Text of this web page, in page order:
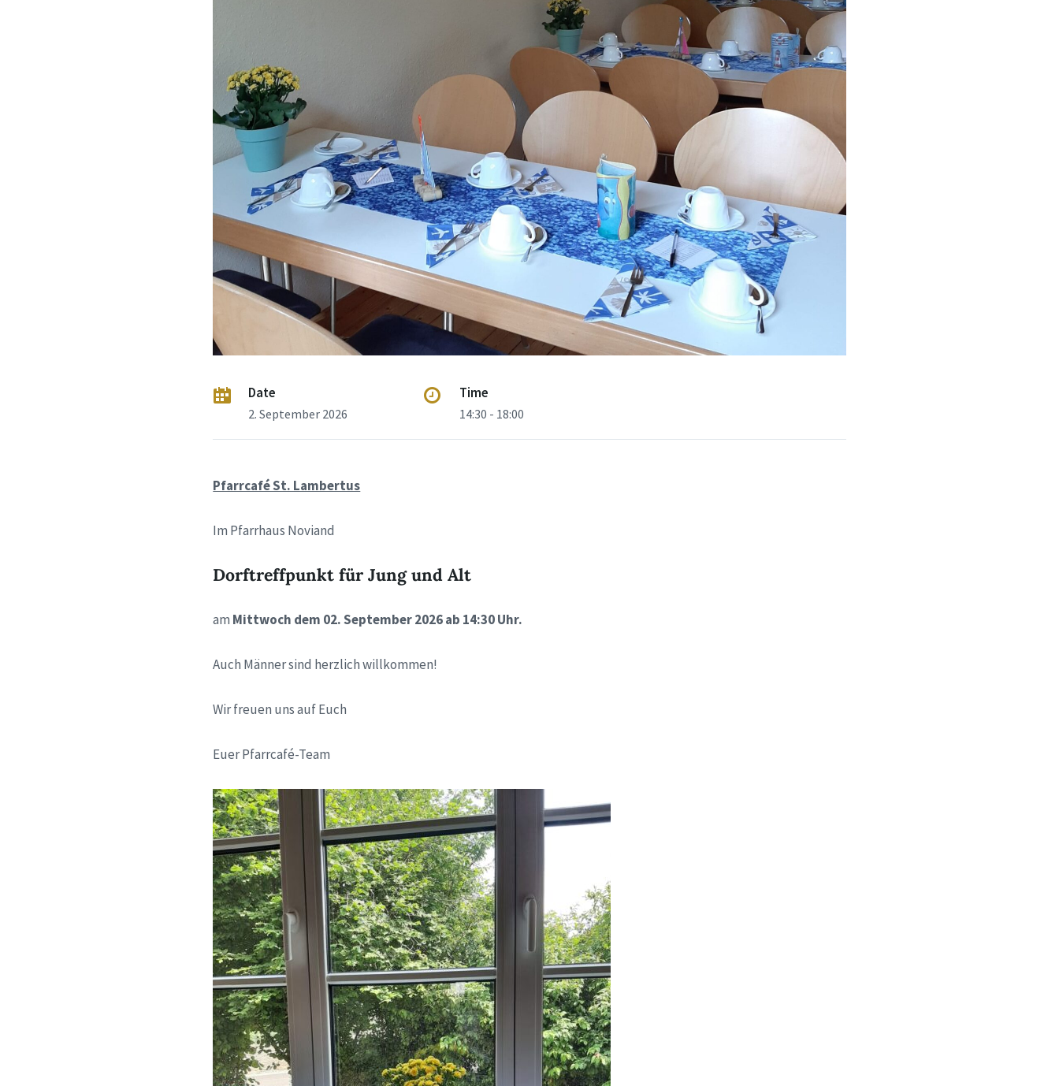
Date
2. September 2026
Time
14:30 - 18:00
Pfarrcafé St. Lambertus
Im Pfarrhaus Noviand
Dorftreffpunkt für Jung und Alt
am Mittwoch dem 02. September 2026 ab 14:30 Uhr.
Auch Männer sind herzlich willkommen!
Wir freuen uns auf Euch
Euer Pfarrcafé-Team